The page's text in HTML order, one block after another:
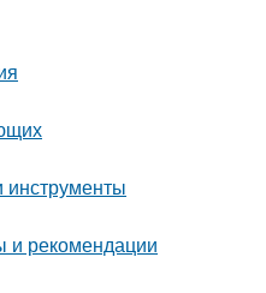
и рекомендации